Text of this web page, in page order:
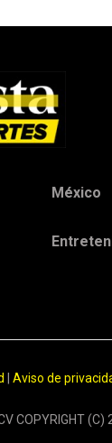
México
Aviso de
COPYRIGHT (C)